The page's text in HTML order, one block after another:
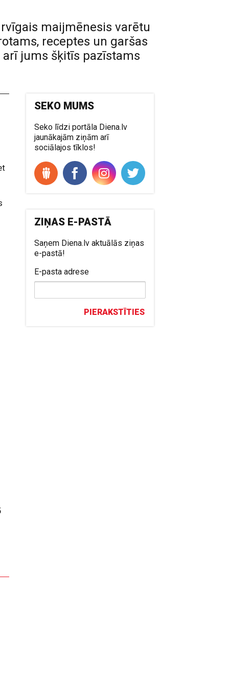
maijmēnesis varētu
receptes un garšas
jums šķitīs pazīstams
SEKO MUMS
Seko līdzi portāla Diena.lv
jaunākajām ziņām arī
sociālajos tīklos!
ZIŅAS E-PASTĀ
Saņem Diena.lv aktuālās ziņas
e-pastā!
E-pasta adrese
PIERAKSTĪTIES